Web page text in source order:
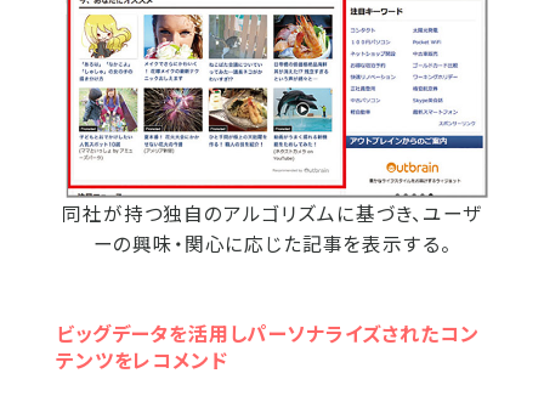
同社が持つ独自のアルゴリズムに基づき、ユーザ
ーの興味・関心に応じた記事を表示する。
ビッグデータを活用しパーソナライズされたコン
テンツをレコメンド